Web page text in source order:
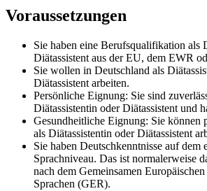
Voraussetzungen
Sie haben eine Berufsqualifikation als
Diätassistent aus der EU, dem EWR
Sie wollen in Deutschland als
Diätassistent arbeiten.
Persönliche Eignung: Sie sind
Diätassistentin oder Diätassistent und
Gesundheitliche Eignung: Sie können
als Diätassistentin oder Diätassistent
Sie haben Deutschkenntnisse auf dem
Sprachniveau. Das ist normalerweise
nach dem Gemeinsamen
Sprachen (GER).